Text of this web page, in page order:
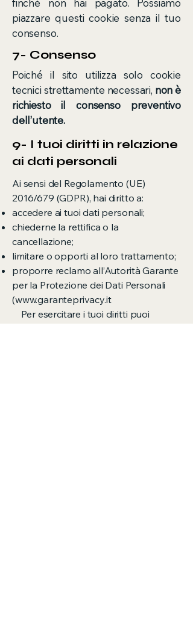
finché non hai pagato. Possiamo
piazzare questi cookie senza il tuo
consenso.
7- Consenso
Poiché il sito utilizza solo cookie
tecnici strettamente necessari, non è
richiesto il consenso preventivo
dell’utente.
9- I tuoi diritti in relazione
ai dati personali
Ai sensi del Regolamento (UE)
2016/679 (GDPR), hai diritto a:
accedere ai tuoi dati personali;
chiederne la rettifica o la
cancellazione;
limitare o opporti al loro trattamento;
proporre reclamo all’Autorità Garante
per la Protezione dei Dati Personali
(www.garanteprivacy.it
Per esercitare i tuoi diritti puoi